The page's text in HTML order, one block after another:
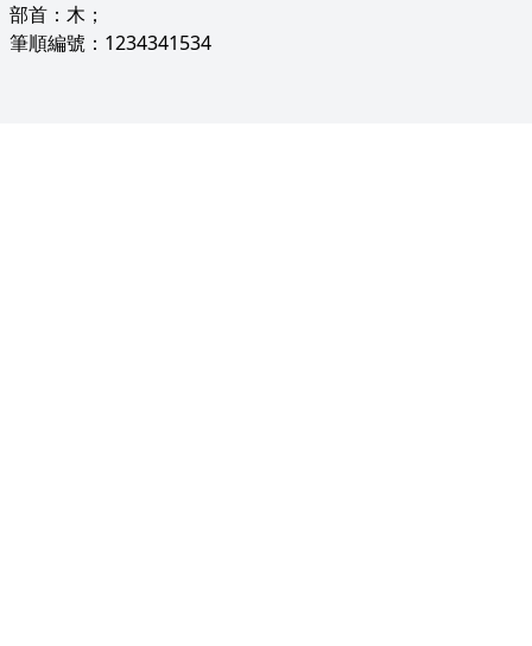
部首：木；
筆順編號：1234341534